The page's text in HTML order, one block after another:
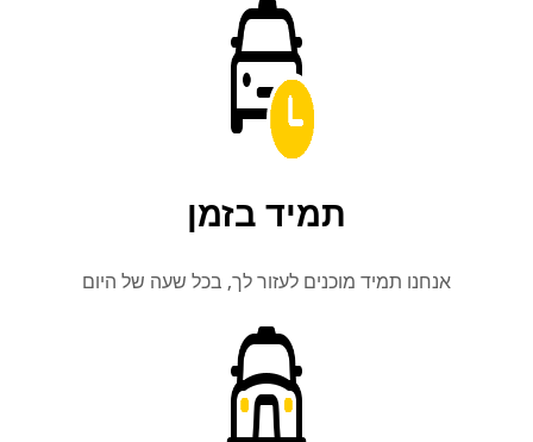
תמיד בזמן
אנחנו תמיד מוכנים לעזור לך, בכל שעה של היום